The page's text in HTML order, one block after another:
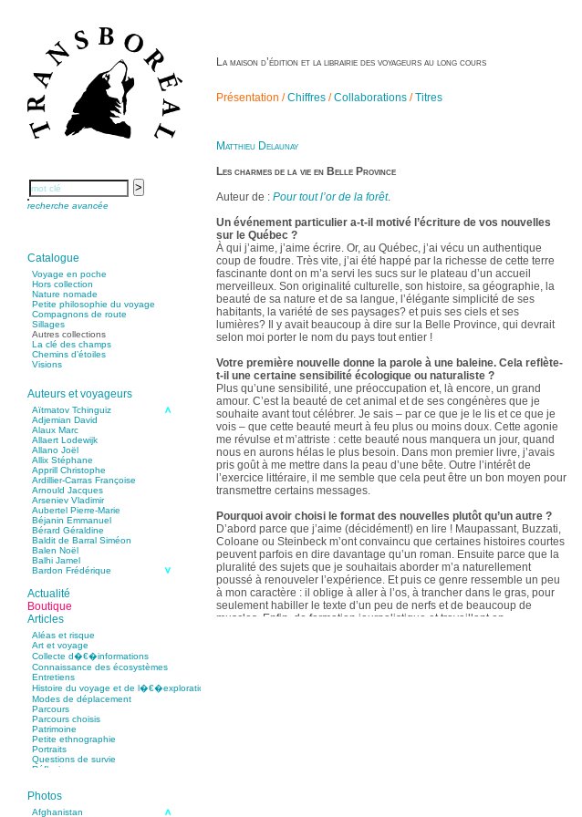
recherche avancée
Catalogue
Voyage en poche
Hors collection
Nature nomade
Petite philosophie du voyage
Compagnons de route
Sillages
Autres collections
La clé des champs
Chemins d’étoiles
Visions
Auteurs et voyageurs
Aïtmatov Tchinguiz
Adjemian David
Alaux Marc
Allaert Lodewijk
Allano Joël
Allix Stéphane
Apprill Christophe
Ardillier-Carras Françoise
Arnould Jacques
Arseniev Vladimir
Aubertel Pierre-Marie
Béjanin Emmanuel
Bérard Géraldine
Baldit de Barral Siméon
Balen Noël
Balhi Jamel
Bardon Frédérique
Bastide Fabien
Baudin Julie
Baujard Jacques
Bazin Sylvain
Bellanger Marc
Bellec Hervé
Belleville Régis
Benestar Géraldine
Benoist Yann
Bertrand Jordane
Bertrandy Antoine
Bezsonov Youri
Bideau Michel-Cosme
Billard Yannick
Blanchet Anne-Lise
Bluntzer Christophe
Bobin Mathieu
Boch Anne-Laure
Boch Julie
Boillot Henri
Bonnem Éric
Boudart Jean-Louis
Actualité
Boutique
Articles
Aléas et risque
Art et voyage
Collecte d�€�informations
Connaissance des écosystèmes
Entretiens
Histoire du voyage et de l�€�exploration
Modes de déplacement
Parcours
Parcours choisis
Patrimoine
Petite ethnographie
Portraits
Questions de survie
Réflexions
Photos
Afghanistan
La maison d’édition et la librairie des voyageurs au long cours
Présentation /Chiffres /Collaborations /Titres
Matthieu Delaunay
Les charmes de la vie en Belle Province
Auteur de : Pour tout l’or de la forêt.
Un événement particulier a-t-il motivé l’écriture de vos nouvelles
sur le Québec ?
À qui j’aime, j’aime écrire. Or, au Québec, j’ai vécu un authentique
coup de foudre. Très vite, j’ai été happé par la richesse de cette terre
fascinante dont on m’a servi les sucs sur le plateau d’un accueil
merveilleux. Son originalité culturelle, son histoire, sa géographie, la
beauté de sa nature et de sa langue, l’élégante simplicité de ses
habitants, la variété de ses paysages? et puis ses ciels et ses
lumières? Il y avait beaucoup à dire sur la Belle Province, qui devrait
selon moi porter le nom du pays tout entier !
Votre première nouvelle donne la parole à une baleine. Cela reflète-
t-il une certaine sensibilité écologique ou naturaliste ?
Plus qu’une sensibilité, une préoccupation et, là encore, un grand
amour. C’est la beauté de cet animal et de ses congénères que je
souhaite avant tout célébrer. Je sais – par ce que je le lis et ce que je
vois – que cette beauté meurt à feu plus ou moins doux. Cette agonie
me révulse et m’attriste : cette beauté nous manquera un jour, quand
nous en aurons hélas le plus besoin. Dans mon premier livre, j’avais
pris goût à me mettre dans la peau d’une bête. Outre l’intérêt de
l’exercice littéraire, il me semble que cela peut être un bon moyen pour
transmettre certains messages.
Pourquoi avoir choisi le format des nouvelles plutôt qu’un autre ?
D’abord parce que j’aime (décidément!) en lire ! Maupassant, Buzzati,
Coloane ou Steinbeck m’ont convaincu que certaines histoires courtes
peuvent parfois en dire davantage qu’un roman. Ensuite parce que la
pluralité des sujets que je souhaitais aborder m’a naturellement
poussé à renouveler l’expérience. Et puis ce genre ressemble un peu
à mon caractère : il oblige à aller à l’os, à trancher dans le gras, pour
seulement habiller le texte d’un peu de nerfs et de beaucoup de
muscles. Enfin, de formation journalistique et travaillant en